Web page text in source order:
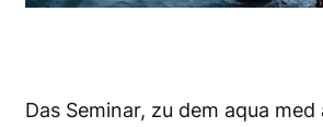
Das Seminar, zu dem aqua med